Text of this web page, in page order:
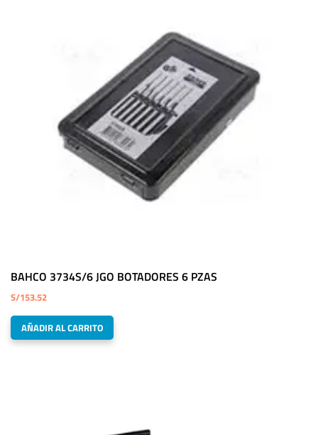
BAHCO 3734S/6 JGO BOTADORES 6 PZAS
S/153.52
AÑADIR AL CARRITO